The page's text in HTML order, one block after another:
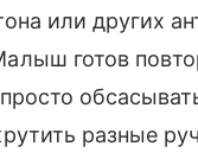
или других
готов
разные